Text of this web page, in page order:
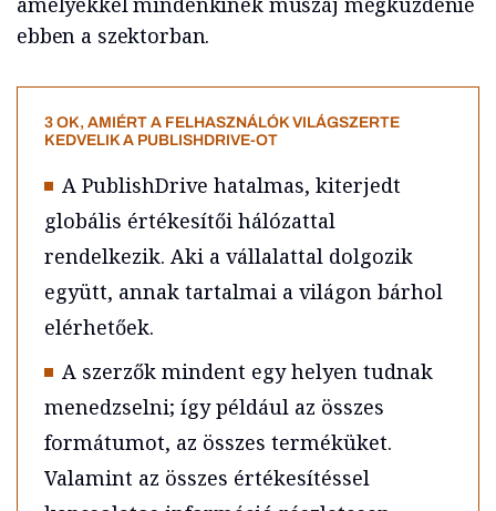
ebben a szektorban.
3 OK, AMIÉRT A FELHASZNÁLÓK VILÁGSZERTE
KEDVELIK A PUBLISHDRIVE-OT
A PublishDrive hatalmas, kiterjedt
globális értékesítői hálózattal
rendelkezik. Aki a vállalattal dolgozik
együtt, annak tartalmai a világon bárhol
elérhetőek.
A szerzők mindent egy helyen tudnak
menedzselni; így például az összes
formátumot, az összes terméküket.
Valamint az összes értékesítéssel